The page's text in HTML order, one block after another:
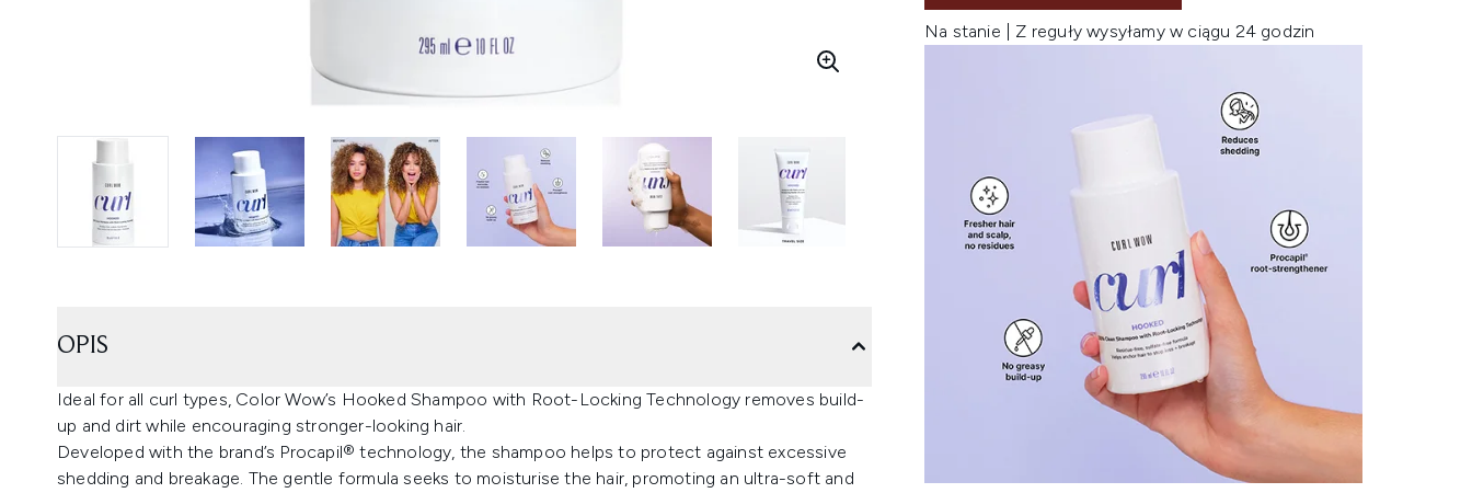
Na stanie | Z reguły wysyłamy w ciągu 24 godzin
OPIS
Ideal for all curl types, Color Wow’s Hooked Shampoo with Root-Locking Technology removes build-
up and dirt while encouraging stronger-looking hair.
Developed with the brand’s Procapil® technology, the shampoo helps to protect against excessive
shedding and breakage. The gentle formula seeks to moisturise the hair, promoting an ultra-soft and